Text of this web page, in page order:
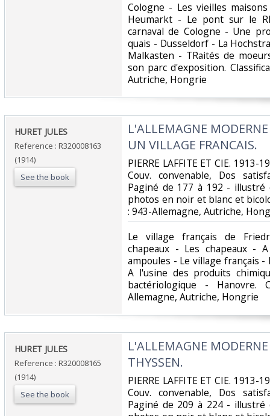
‎Cologne - Les vieilles
Heumarkt - Le pont sur le
carnaval de Cologne - Une
quais - Dusseldorf - La
Malkasten - TRaités de
son parc d'exposition.
Autriche, Hongrie‎
‎HURET JULES‎
Reference : R320008163
(1914)
See the book
‎L'ALLEMAGNE
UN VILLAGE FRANCAIS.‎
‎PIERRE LAFFITE ET CIE.
Couv. convenable, Dos
Paginé de 177 à 192 - illustré
photos en noir et blanc et
: 943-Allemagne, Autriche,
‎Le village français de
chapeaux - Les chapeaux -
ampoules - Le village français
A l'usine des produits
bactériologique - Hanovre.
Allemagne, Autriche, Hongrie‎
‎HURET JULES‎
Reference : R320008165
(1914)
See the book
‎L'ALLEMAGNE
THYSSEN.‎
‎PIERRE LAFFITE ET CIE.
Couv. convenable, Dos
Paginé de 209 à 224 - illustré